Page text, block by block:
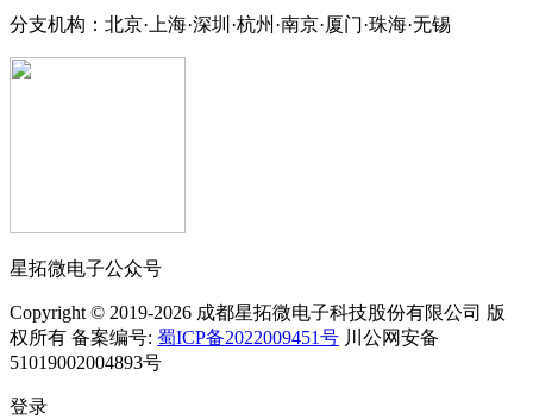
分支机构：北京·上海·深圳·杭州·南京·厦门·珠海·无锡
星拓微电子公众号
Copyright © 2019-2026 成都星拓微电子科技股份有限公司 版
权所有 备案编号: 蜀ICP备2022009451号 川公网安备
51019002004893号
登录